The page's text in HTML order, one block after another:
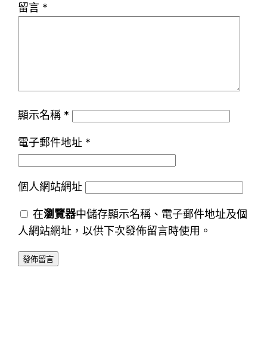
留言 *
顯示名稱 *
電子郵件地址 *
個人網站網址
在瀏覽器中儲存顯示名稱、電子郵件地址及個
人網站網址，以供下次發佈留言時使用。